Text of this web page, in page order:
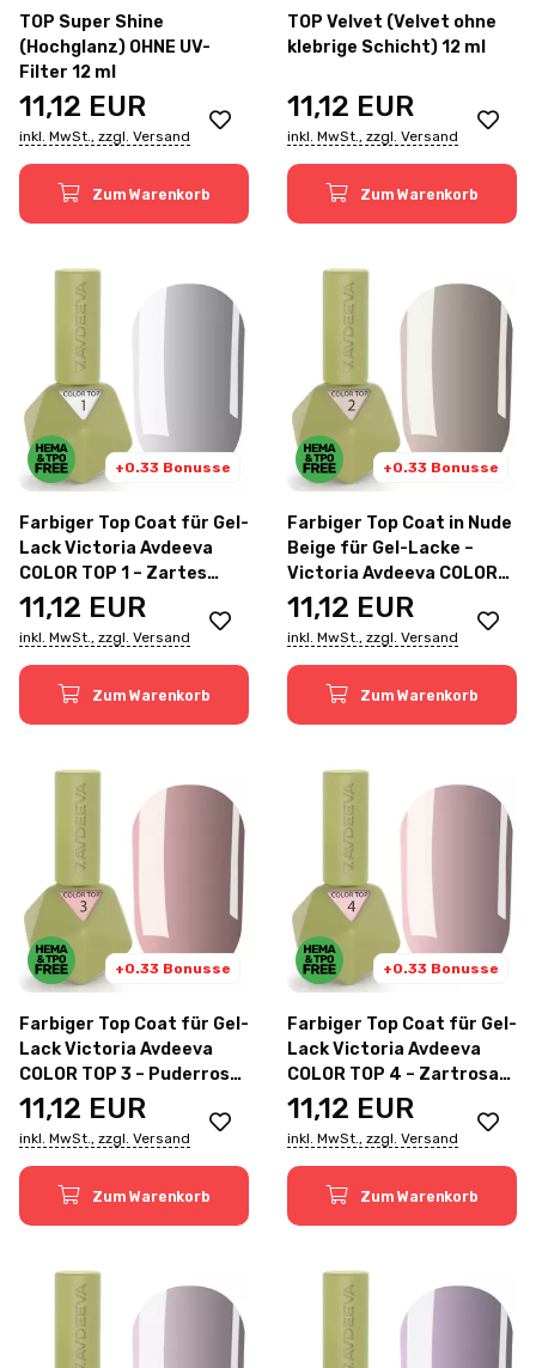
TOP Super Shine
(Hochglanz) OHNE UV-
Filter 12 ml
11,12 EUR
inkl. MwSt., zzgl. Versand
Zum Warenkorb
TOP Velvet (Velvet ohne
klebrige Schicht) 12 ml
11,12 EUR
inkl. MwSt., zzgl. Versand
Zum Warenkorb
+0.33 Bonusse
Farbiger Top Coat für Gel-
Lack Victoria Avdeeva
COLOR TOP 1 – Zartes
Milchweiß 12ml
11,12 EUR
inkl. MwSt., zzgl. Versand
Zum Warenkorb
+0.33 Bonusse
Farbiger Top Coat in Nude
Beige für Gel-Lacke –
Victoria Avdeeva COLOR
TOP 2 12ml
11,12 EUR
inkl. MwSt., zzgl. Versand
Zum Warenkorb
+0.33 Bonusse
Farbiger Top Coat für Gel-
Lack Victoria Avdeeva
COLOR TOP 3 – Puderrosa
12ml
11,12 EUR
inkl. MwSt., zzgl. Versand
Zum Warenkorb
+0.33 Bonusse
Farbiger Top Coat für Gel-
Lack Victoria Avdeeva
COLOR TOP 4 – Zartrosa
12ml
11,12 EUR
inkl. MwSt., zzgl. Versand
Zum Warenkorb